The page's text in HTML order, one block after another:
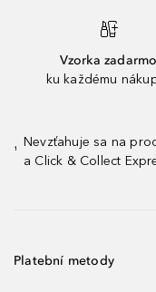
Vzorka zadarmo
ku každému
¹
Nevzťahuje sa na
a Click & Collect
Platební metody